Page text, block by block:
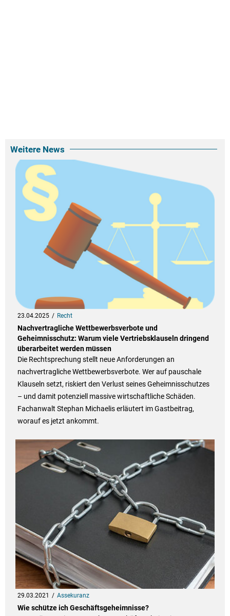
Weitere News
23.04.2025 Recht
Nachvertragliche Wettbewerbsverbote und
Geheimnisschutz: Warum viele Vertriebsklauseln dringend
überarbeitet werden müssen
Die Rechtsprechung stellt neue Anforderungen an
nachvertragliche Wettbewerbsverbote. Wer auf pauschale
Klauseln setzt, riskiert den Verlust seines Geheimnisschutzes
– und damit potenziell massive wirtschaftliche Schäden.
Fachanwalt Stephan Michaelis erläutert im Gastbeitrag,
worauf es jetzt ankommt.
29.03.2021 Assekuranz
Wie schütze ich Geschäftsgeheimnisse?